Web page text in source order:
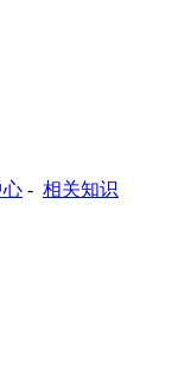
心 - 相关知识